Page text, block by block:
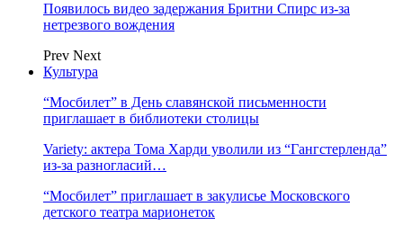
Появилось видео задержания Бритни Спирс из-за
нетрезвого вождения
Prev Next
Культура
“Мосбилет” в День славянской письменности
приглашает в библиотеки столицы
Variety: актера Тома Харди уволили из “Гангстерленда”
из-за разногласий…
“Мосбилет” приглашает в закулисье Московского
детского театра марионеток